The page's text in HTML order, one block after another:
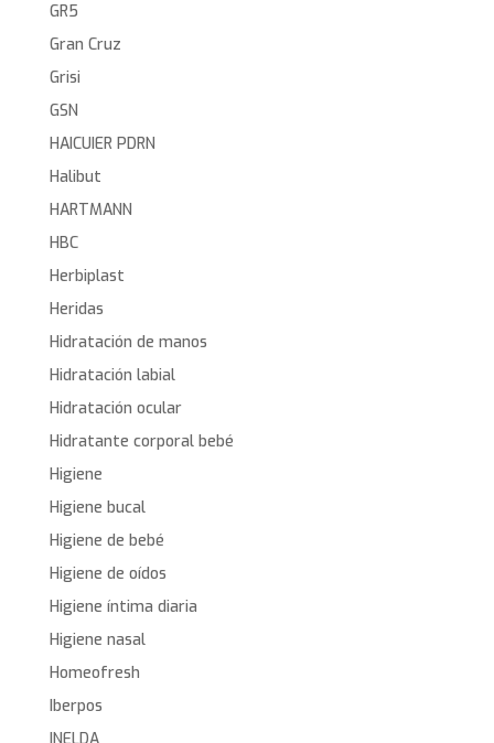
GR5
Gran Cruz
Grisi
GSN
HAICUIER PDRN
Halibut
HARTMANN
HBC
Herbiplast
Heridas
Hidratación de manos
Hidratación labial
Hidratación ocular
Hidratante corporal bebé
Higiene
Higiene bucal
Higiene de bebé
Higiene de oídos
Higiene íntima diaria
Higiene nasal
Homeofresh
Iberpos